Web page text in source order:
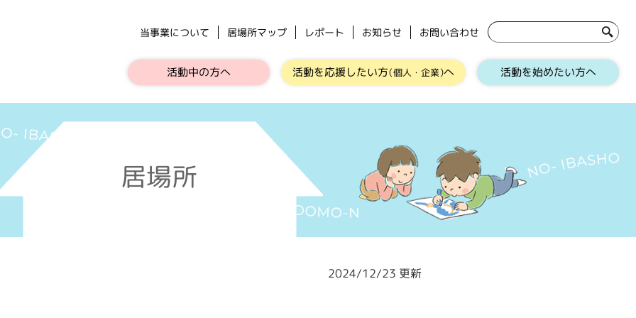
当事業について 居場所マップ レポート お知らせ お問い合わせ
活動中の方へ 活動を応援したい方（個人・企業）へ 活動を始めたい方へ
居場所
2024/12/23 更新